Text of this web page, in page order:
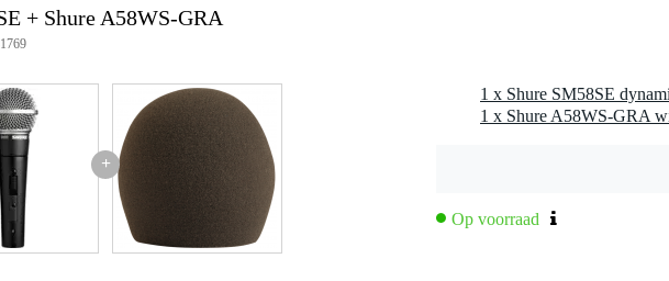
tegen pop en tikgeluiden van adem en wind
voor alle microfoons met een balvormige kop, zoals de SM58, Beta 58A, SM48 etc.
in zes verschillende kleuren
buitenmaat: 6,9 cm
buitenmaat: 5,6 cm
binnenmaat: 4,5 cm
binnenmaat: 4,5 cm
+ Shure A58WS-GRA
+
1 x Shure SM58SE
Op voorraad